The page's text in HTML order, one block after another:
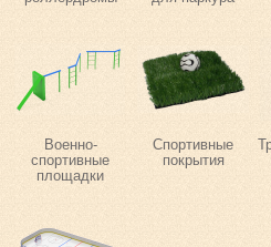
Военно-
спортивные
площадки
Спортивные
покрытия